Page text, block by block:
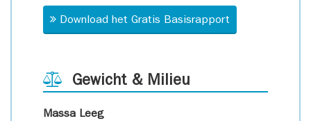
Download het Gratis Basisrapport
Gewicht & Milieu
Massa Leeg